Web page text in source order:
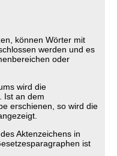
können Wörter mit
werden und es
oder
wird die
Ist an dem
erschienen, so wird die
Aktenzeichens in
ist